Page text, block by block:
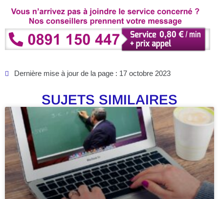
Dernière mise à jour de la page : 17 octobre 2023
SUJETS SIMILAIRES